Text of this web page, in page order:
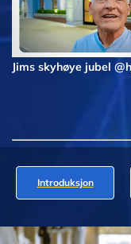
Jims skyhøye jubel
Introduksjon